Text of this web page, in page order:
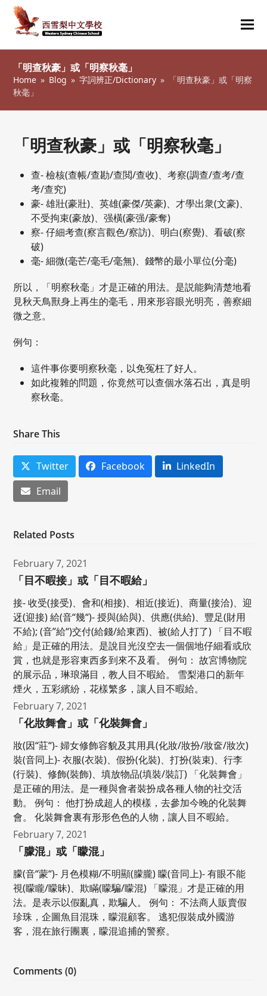
「明查秋豪」或「明察秋毫」
Home » Blog » 字詞辨正/Dictionary »
「明查秋豪」或「明察
秋毫」
「明查秋豪」或「明察秋毫」
查- 檢核(查帳/查勘/查閲/查收)、考察(調查/查考/查
考/查究)
豪- 雄壯(豪壯)、英雄(豪傑/英豪)、才學出衆(文豪)、
不受拘束(豪放)、强橫(豪强/豪奪)
察- 仔細考查(察言觀色/察訪)、明白(察覺)、看破(察
破)
毫- 細微(毫芒/毫毛/毫無)、錢幣的最小單位(分毫)
所以，「明察秋毫」才是正確的用法。是説能夠清楚地看
見秋天鳥獸身上再生的毫毛，用來形容眼光明亮，善察細
微之意。
例句：
這件事你要明察秋毫，以免冤枉了好人。
如此複雜的問題，你竟然可以查個水落石出，真是明
察秋毫。
Share This
Twitter Facebook
LinkedIn
Email
Related Posts
February 7, 2021
「目不暇接」或「目不暇給」
接- 收受(接受)、會和(相接)、相近(接近)、商量(接洽)、迎
迓(迎接) 給(音“幾“)- 授與(給與)、供應(供給)、豐足(財用
不給); (音”給“)交付(給錢/給東西)、被(給人打了) 「目不暇
給」是正確的用法。是說目光沒空去一個個地仔細看或欣
賞，也就是形容東西多到來不及看。 例句： 故宮博物院
的展示品，琳琅滿目，教人目不暇給。 雪梨港口的新年
煙火，五彩繽紛，花樣繁多，讓人目不暇給。
February 7, 2021
「化妝舞會」或「化裝舞會」
妝(因“莊“)- 婦女修飾容貌及其用具(化妝/妝扮/妝奩/妝次)
裝(音同上)- 衣服(衣裝)、假扮(化裝)、打扮(裝束)、行李
(行裝)、修飾(裝飾)、填放物品(填裝/裝訂) 「化裝舞會」
是正確的用法。是一種與會者裝扮成各種人物的社交活
動。 例句： 他打扮成超人的模樣，去參加今晚的化裝舞
會。 化裝舞會裏有形形色色的人物，讓人目不暇給。
February 7, 2021
「朦混」或「矇混」
朦(音“蒙“)- 月色模糊/不明顯(朦朧) 矇(音同上)- 有眼不能
視(矇矓/矇昧)、欺瞞(矇騙/矇混) 「矇混」才是正確的用
法。是表示以假亂真，欺騙人。 例句： 不法商人販賣假
珍珠，企圖魚目混珠，矇混顧客。 逃犯假裝成外國游
客，混在旅行團裏，矇混追捕的警察。
Comments (0)